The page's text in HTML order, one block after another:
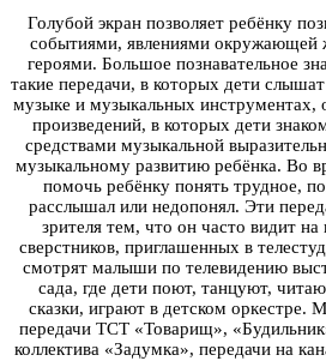
Голубой экран позволяет ребёнку
событиями, явлениями окружающей
героями. Большое познавательное
такие передачи, в которых дети
музыке и музыкальных инструментах,
произведений, в которых дети
средствами музыкальной
музыкальному развитию ребёнка. Во
помочь ребёнку понять трудное,
расслышал или недопонял. Эти
зрителя тем, что он часто видит на
сверстников, приглашенных в
смотрят малыши по телевидению
сада, где дети поют, танцуют,
сказки, играют в детском оркестре.
передачи ТСТ «Товарищ»,
коллектива «Задумка», передачи на